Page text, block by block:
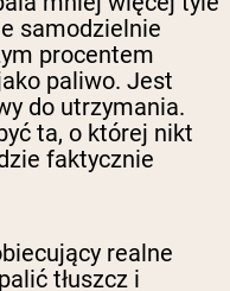
samodzielnie
procentem
paliwo. Jest
do utrzymania.
ta, o której nikt
faktycznie
realne
tłuszcz i